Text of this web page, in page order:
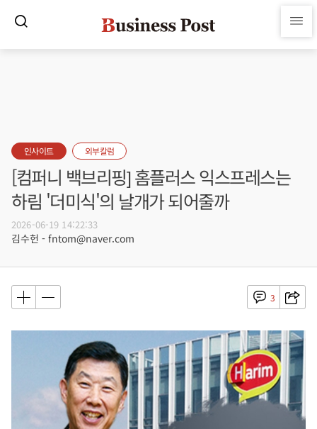
인사이트 외부칼럼
[컴퍼니 백브리핑] 홈플러스 익스프레스는
하림 '더미식'의 날개가 되어줄까
2026-06-19 14:22:33
김수헌 - fntom@naver.com
3